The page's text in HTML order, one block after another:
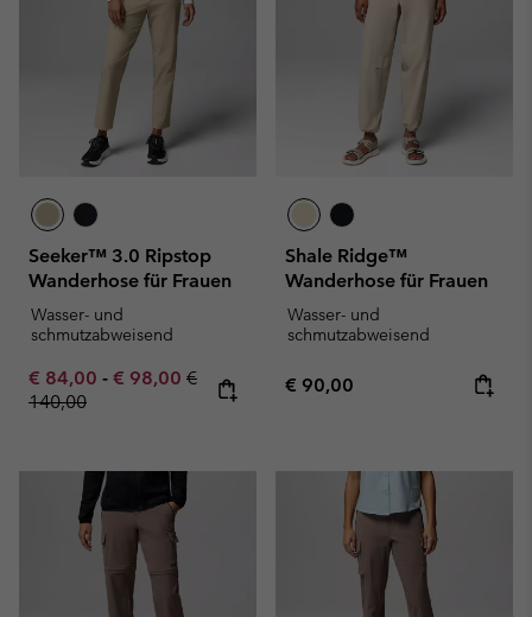
Seeker™ 3.0 Ripstop
Wanderhose für Frauen
Wasser- und
schmutzabweisend
Minimum sale price:
€ 84,00 - Maximum sale price:
€ 98,00 Regular price:
€
140,00
Shale Ridge™
Wanderhose für Frauen
Wasser- und
schmutzabweisend
Regular price:
€ 90,00